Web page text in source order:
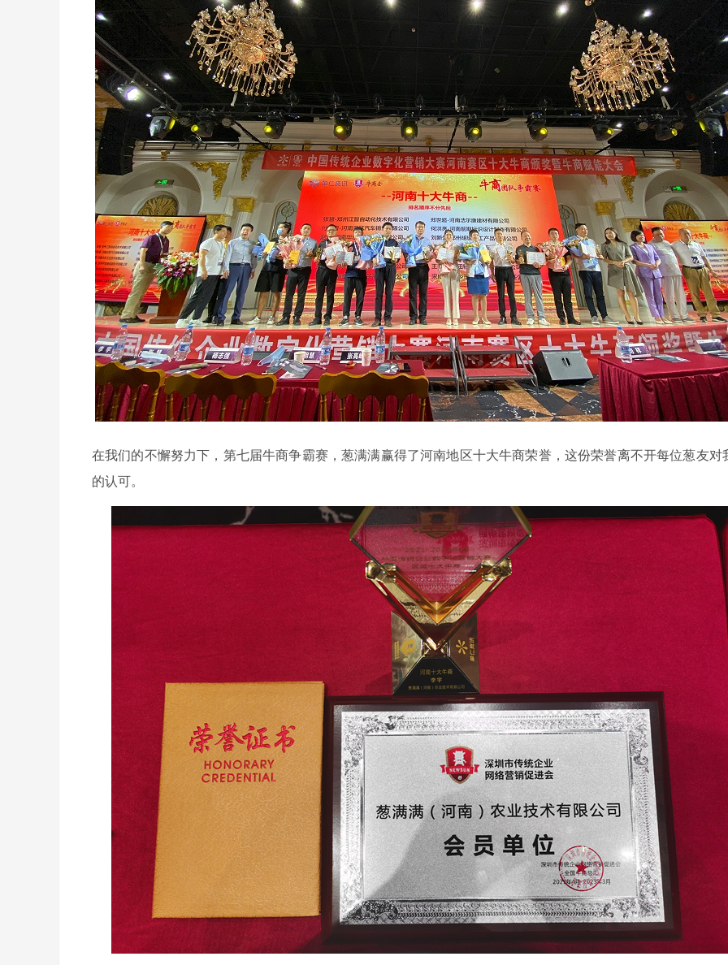
在我们的不懈努力下，第七届牛商争霸赛，葱满满赢得了河南地区十大牛商荣誉，这份荣誉离不开每位葱友对
的认可。